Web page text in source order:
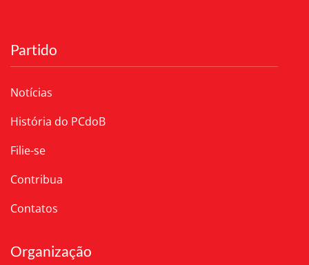
Partido
Notícias
História do PCdoB
Filie-se
Contribua
Contatos
Organização